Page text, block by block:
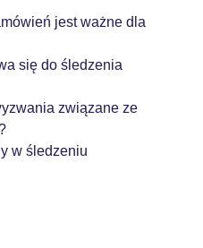
jest ważne dla
się do śledzenia
związane ze
w śledzeniu